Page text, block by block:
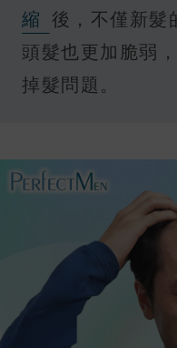
縮 後，不僅新髮
頭髮也更加脆弱
掉髮問題。